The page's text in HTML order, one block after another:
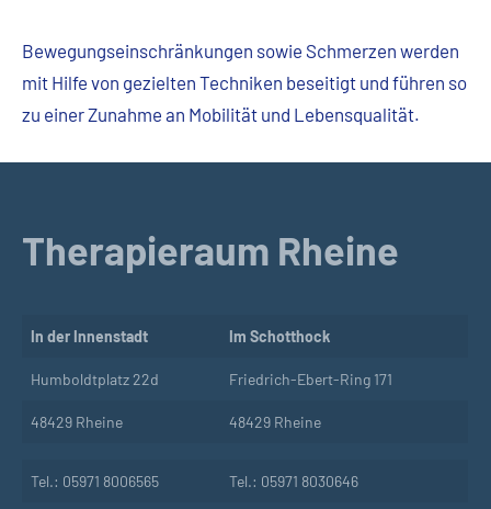
Bewegungseinschränkungen sowie Schmerzen werden
mit Hilfe von gezielten Techniken beseitigt und führen so
zu einer Zunahme an Mobilität und Lebensqualität.
Therapieraum Rheine
In der Innenstadt Im Schotthock
Humboldtplatz 22d Friedrich-Ebert-Ring 171
48429 Rheine 48429 Rheine
Tel.: 05971 8006565 Tel.: 05971 8030646